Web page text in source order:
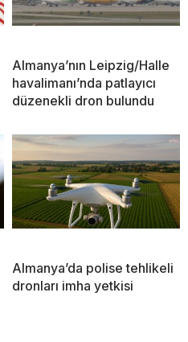
Almanya’nın Leipzig/Halle
havalimanı’nda patlayıcı
düzenekli dron bulundu
Almanya’da polise tehlikeli
dronları imha yetkisi